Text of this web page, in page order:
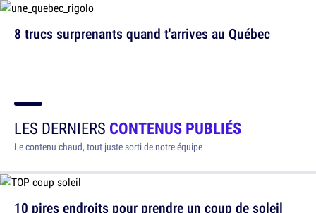
8 trucs surprenants quand t'arrives au Québec
LES DERNIERS CONTENUS PUBLIÉS
Le contenu chaud, tout juste sorti de notre équipe
10 pires endroits pour prendre un coup de soleil